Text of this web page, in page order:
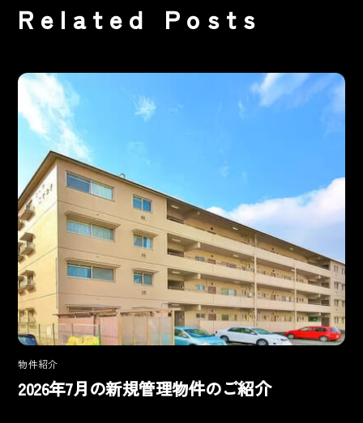
Related Posts
物件紹介
2026年7月の新規管理物件のご紹介